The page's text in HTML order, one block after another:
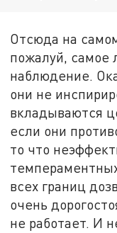
Отсюда на
пожалуй, самое
наблюдение.
они не
вкладываются
если они
то что
всех границ
очень
не работает. И